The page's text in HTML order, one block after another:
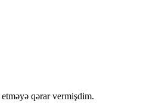
qərar vermişdim.